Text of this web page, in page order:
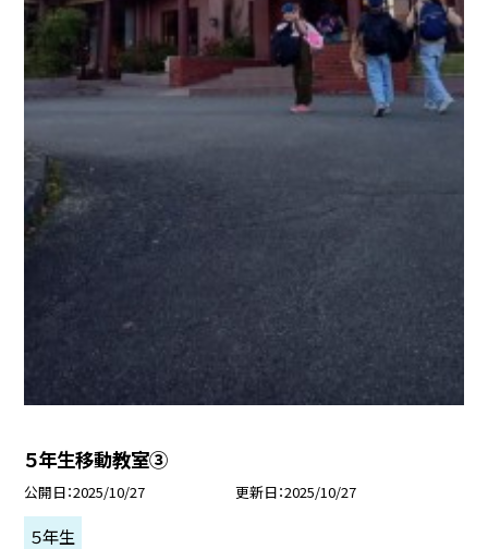
５年生移動教室③
公開日 2025/10/27 更新日 2025/10/27
５年生